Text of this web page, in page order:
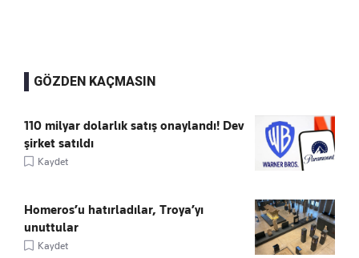
GÖZDEN KAÇMASIN
110 milyar dolarlık satış onaylandı! Dev
şirket satıldı
Kaydet
Homeros’u hatırladılar, Troya’yı
unuttular
Kaydet